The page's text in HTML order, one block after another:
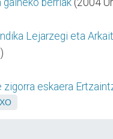
Lejarzegi eta
eskaera